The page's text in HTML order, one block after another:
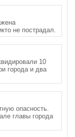
не пострадал.
10
города и два
опасность.
главы города